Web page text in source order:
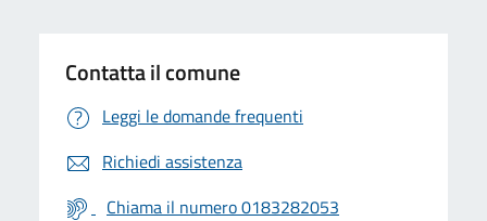
Contatta il comune
Leggi le domande frequenti
Richiedi assistenza
Chiama il numero 0183282053